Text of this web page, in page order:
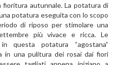
autunnale. La potatura di
potatura eseguita con lo scopo
di riposo per stimolare una
più vivace e ricca. Le
questa potatura “agostana”
in una pulitura dei rosai dai fiori